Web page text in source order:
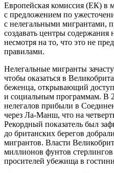
Европейская комиссия (ЕК) в
с предложением по
с нелегальными мигрантами,
создавать центры содержания
несмотря на то, что это не
правилами.
Нелегальные мигранты
чтобы оказаться в
беженца, открывающий
и социальным программам. В
нелегалов прибыли в
через Ла-Манш, что на
Рекордный показатель был
до британских берегов
мигрантов. Власти
миллионов фунтов
просителей убежища в